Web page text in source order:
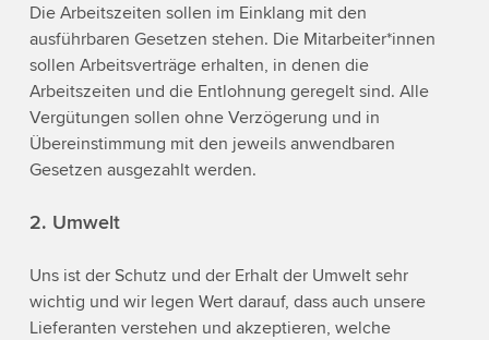
Die Arbeitszeiten sollen im Einklang mit den
ausführbaren Gesetzen stehen. Die Mitarbeiter*innen
sollen Arbeitsverträge erhalten, in denen die
Arbeitszeiten und die Entlohnung geregelt sind. Alle
Vergütungen sollen ohne Verzögerung und in
Übereinstimmung mit den jeweils anwendbaren
Gesetzen ausgezahlt werden.
2. Umwelt
Uns ist der Schutz und der Erhalt der Umwelt sehr
wichtig und wir legen Wert darauf, dass auch unsere
Lieferanten verstehen und akzeptieren, welche